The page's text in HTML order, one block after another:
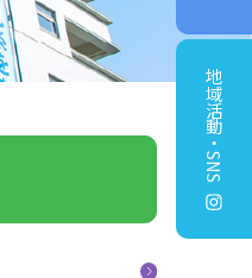
地域活動・SNS